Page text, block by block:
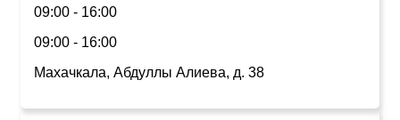
09:00 - 16:00
09:00 - 16:00
Махачкала, Абдуллы Алиева, д. 38